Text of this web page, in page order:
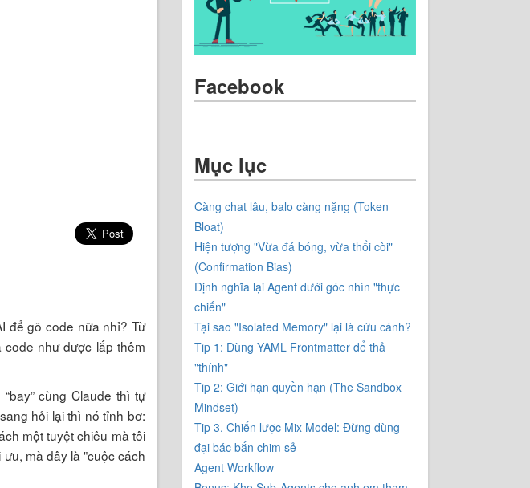
để gõ code nữa nhỉ? Từ
như được lắp thêm
cùng Claude thì tự
hỏi lại thì nó tỉnh bơ:
một tuyệt chiêu mà tôi
ưu, mà đây là "cuộc cách
Facebook
Mục lục
Càng chat lâu, balo càng nặng (Token
Bloat)
Hiện tượng "Vừa đá bóng, vừa thổi còi"
(Confirmation Bias)
Định nghĩa lại Agent dưới góc nhìn "thực
chiến"
Tại sao "Isolated Memory" lại là cứu cánh?
Tip 1: Dùng YAML Frontmatter để thả
"thính"
Tip 2: Giới hạn quyền hạn (The Sandbox
Mindset)
Tip 3. Chiến lược Mix Model: Đừng dùng
đại bác bắn chim sẻ
Agent Workflow